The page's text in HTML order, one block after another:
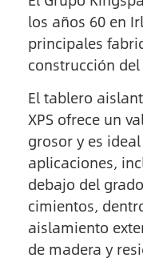
los años 60 en
principales
construcción
El tablero
XPS ofrece un
grosor y es
aplicaciones,
debajo del
cimientos,
aislamiento
de madera y